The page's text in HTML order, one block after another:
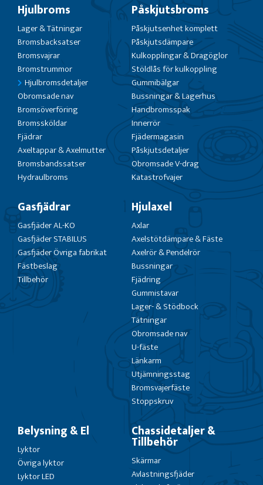
Hjulbroms
Lager & Tätningar
Bromsbacksatser
Bromsvajrar
Bromstrummor
Hjulbromsdetaljer
Obromsade nav
Bromsöverföring
Bromssköldar
Fjädrar
Axeltappar & Axelmutter
Bromsbandssatser
Hydraulbroms
Påskjutsbroms
Påskjutsenhet komplett
Påskjutsdämpare
Kulkopplingar & Dragöglor
Stöldlås för kulkoppling
Gummibälgar
Bussningar & Lagerhus
Handbromsspak
Innerrör
Fjädermagasin
Påskjutsdetaljer
Obromsade V-drag
Katastrofvajer
Gasfjädrar
Gasfjäder AL-KO
Gasfjäder STABILUS
Gasfjäder Övriga fabrikat
Fästbeslag
Tillbehör
Hjulaxel
Axlar
Axelstötdämpare & Fäste
Axelrör & Pendelrör
Bussningar
Fjädring
Gummistavar
Lager- & Stödbock
Tätningar
Obromsade nav
U-fäste
Länkarm
Utjämningsstag
Bromsvajerfäste
Stoppskruv
Belysning & El
Lyktor
Övriga lyktor
Lyktor LED
Chassidetaljer &
Tillbehör
Skärmar
Avlastningsfjäder